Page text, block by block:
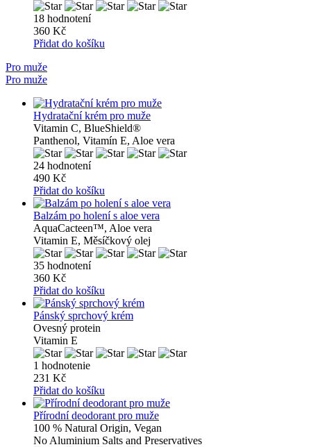
18 hodnotení
360 Kč
Přidat do košíku
Pro muže
Pro muže
Hydratační krém pro muže
Vitamin C, BlueShield®
Panthenol, Vitamín E, Aloe vera
24 hodnotení
490 Kč
Přidat do košíku
Balzám po holení s aloe vera
AquaCacteen™, Aloe vera
Vitamin E, Měsíčkový olej
35 hodnotení
360 Kč
Přidat do košíku
Pánský sprchový krém
Ovesný protein
Vitamin E
1 hodnotenie
231 Kč
Přidat do košíku
Přírodní deodorant pro muže
100 % Natural Origin, Vegan
No Aluminium Salts and Preservatives